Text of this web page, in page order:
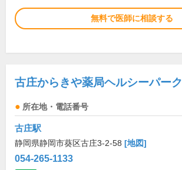
無料で医師に相談する
古庄からきや薬局ヘルシーパーク
所在地・電話番号
古庄駅
静岡県静岡市葵区古庄3-2-58 [地図]
054-265-1133